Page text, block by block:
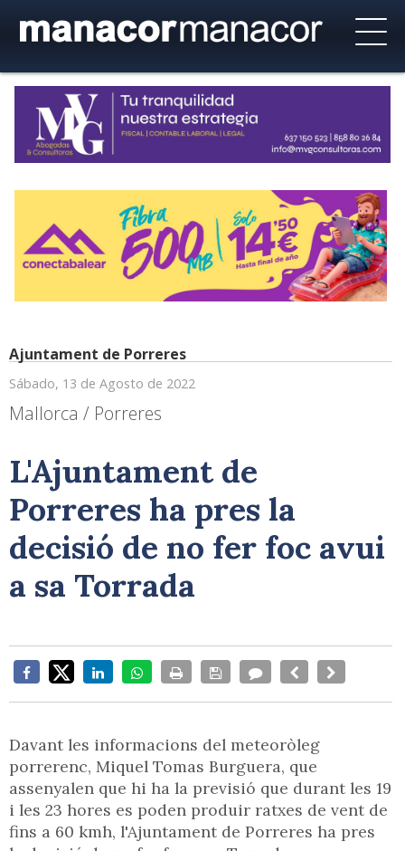
Ajuntament de Porreres
Sábado, 13 de Agosto de 2022
Mallorca / Porreres
L'Ajuntament de
Porreres ha pres la
decisió de no fer foc avui
a sa Torrada
Davant les informacions del meteoròleg
porrerenc, Miquel Tomas Burguera, que
assenyalen que hi ha la previsió que durant les 19
i les 23 hores es poden produir ratxes de vent de
fins a 60 kmh, l'Ajuntament de Porreres ha pres